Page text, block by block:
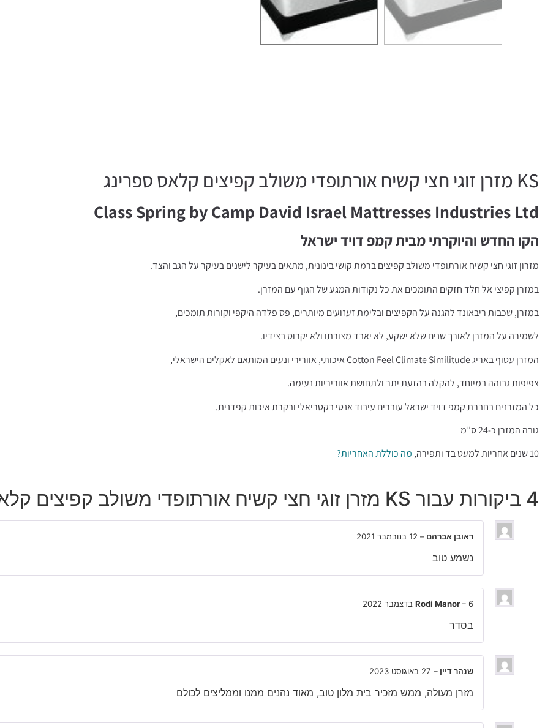
KS מזרן זוגי חצי קשיח אורתופדי משולב קפיצים קלאס ספרינג
Class Spring by Camp David Israel Mattresses Industries Ltd
הקו החדש והיוקרתי מבית קמפ דויד ישראל
מזרון זוגי חצי קשיח אורתופדי משולב קפיצים ברמת קושי בינונית, מתאים בעיקר לישנים בעיקר על הגב והצד.
במזרן קפיצי אל חלד חזקים התומכים את כל נקודות המגע של הגוף עם המזרן.
במזרן, שכבות ריבאונד להגנה על הקפיצים ובלימת זעזועים מיותרים, פס פלדה היקפי וקורות תומכים,
לשמירה על המזרן לאורך שנים שלא ישקע, לא יאבד מצורתו ולא יקרוס בצידיו.
המזרן עטוף באריג Cotton Feel Climate Similitude איכותי, אוורירי ונעים המותאם לאקלים הישראלי,
צפיפות גבוהה במיוחד, להקלה בהזעת יתר ולתחושת אווריריות נעימה.
כל המזרנים בחברת קמפ דויד ישראל עוברים עיבוד אנטי בקטריאלי ובקרת איכות קפדנית.
גובה המזרן כ-24 ס”מ
10 שנים אחריות למעט בד ותפירה,
מה כוללת האחריות?
4 ביקורות עבור KS מזרן זוגי חצי קשיח אורתופדי משולב קפיצים קלאס ספרינג Camp David
ראובן אברהם – 12 בנובמבר 2021
נשמע טוב
Rodi Manor– 6 בדצמבר 2022
בסדר
שנהר דיין – 27 באוגוסט 2023
מזרן מעולה, ממש מזכיר בית מלון טוב, מאוד נהנים ממנו וממליצים לכולם